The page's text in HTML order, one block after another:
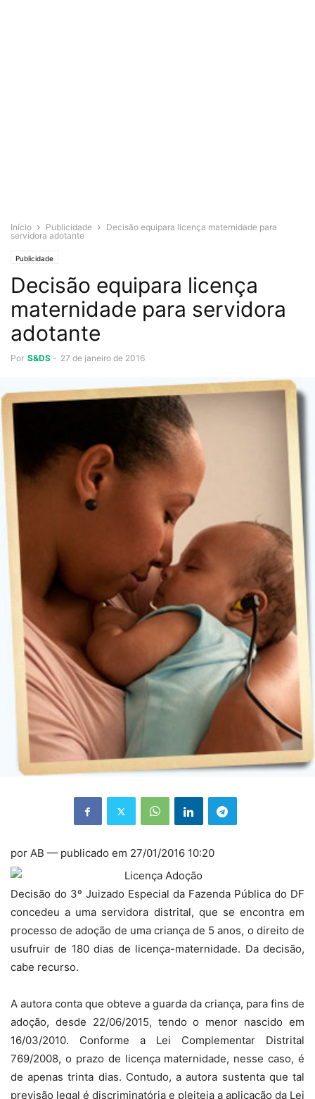
Início Publicidade
Decisão equipara licença maternidade para
servidora adotante
Publicidade
Decisão equipara licença
maternidade para servidora
adotante
Por S&DS - 27 de janeiro de 2016
por AB — publicado em 27/01/2016 10:20
Decisão do 3º Juizado Especial da Fazenda Pública do DF
concedeu a uma servidora distrital, que se encontra em
processo de adoção de uma criança de 5 anos, o direito de
usufruir de 180 dias de licença-maternidade. Da decisão,
cabe recurso.
A autora conta que obteve a guarda da criança, para fins de
adoção, desde 22/06/2015, tendo o menor nascido em
16/03/2010. Conforme a Lei Complementar Distrital
769/2008, o prazo de licença maternidade, nesse caso, é
de apenas trinta dias. Contudo, a autora sustenta que tal
previsão legal é discriminatória e pleiteia a aplicação da Lei